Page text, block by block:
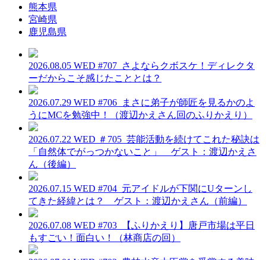
熊本県
宮崎県
鹿児島県
2026.08.05 WED #707_さよならクボスケ！ディレクタ
ーだからこそ感じたこととは？
2026.07.29 WED #706_まさに弟子が師匠を見るかのよ
うにMCを勉強中！（渡辺かえさん回のふりかえり）
2026.07.22 WED ＃705_芸能活動を続けてこれた秘訣は
「自然体でがっつかないこと」 ゲスト：渡辺かえさ
ん（後編）
2026.07.15 WED #704_元アイドルが下関にUターンし
てきた経緯とは？ ゲスト：渡辺かえさん（前編）
2026.07.08 WED #703_【ふりかえり】唐戸市場は平日
もすごい！面白い！（林商店の回）